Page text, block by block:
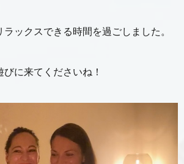
ックスできる時間を過ごしました。
に来てくださいね！